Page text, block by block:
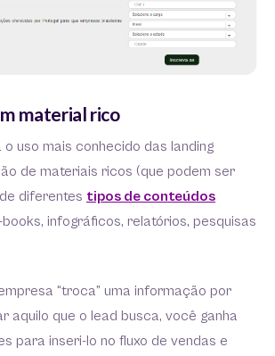
material rico
o uso mais conhecido das landing
de materiais ricos (que podem ser
diferentes tipos de conteúdos
infográficos, relatórios, pesquisas
“troca” uma informação por
aquilo que o lead busca, você ganha
para inseri-lo no fluxo de vendas e